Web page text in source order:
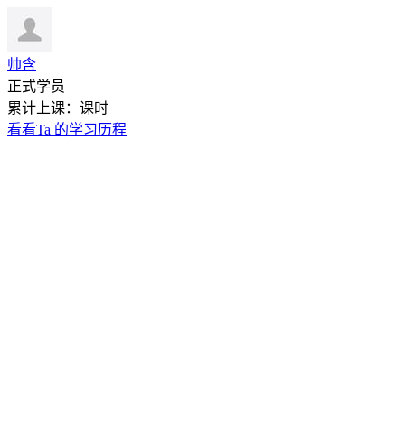
帅含
正式学员
累计上课：课时
看看Ta 的学习历程